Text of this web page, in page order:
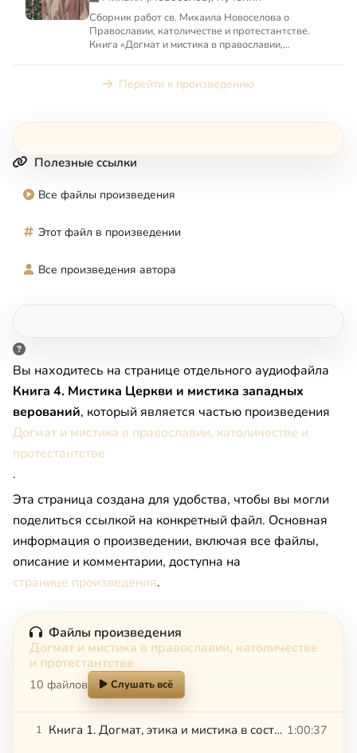
Сборник работ св. Михаила Новоселова о
Православии, католичестве и протестантстве.
Книга «Догмат и мистика в православии,
Перейти к произведению
Полезные ссылки
Все файлы произведения
Этот файл в произведении
Все произведения автора
Вы находитесь на странице отдельного аудиофайла
Книга 4. Мистика Церкви и мистика западных
верований, который является частью произведения
Догмат и мистика в православии, католичестве и
протестантстве
.
Эта страница создана для удобства, чтобы вы могли
поделиться ссылкой на конкретный файл. Основная
информация о произведении, включая все файлы,
описание и комментарии, доступна на
странице произведения.
Файлы произведения
Догмат и мистика в православии, католичестве
и протестантстве
10 файлов Слушать всё
1 Книга 1. Догмат, этика и мистика в составе христианского вероучения 1:00:37